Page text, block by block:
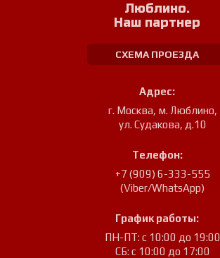
Люблино.
Наш партнер
СХЕМА ПРОЕЗДА
Адрес:
г. Москва, м. Люблино,
ул. Судакова, д.10
Телефон:
+7 (909) 6-333-555
(Viber/WhatsApp)
График работы:
ПН-ПТ: с 10:00 до 19:00
СБ: с 10:00 до 17:00